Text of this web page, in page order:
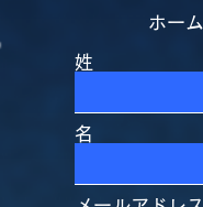
ホーム
姓
名